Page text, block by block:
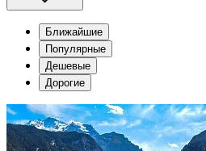
Ближайшие
Популярные
Дешевые
Дорогие